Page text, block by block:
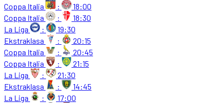
Coppa Italia
:
18:00
Coppa Italia
:
18:30
La Liga
:
19:30
Ekstraklasa
:
20:15
Coppa Italia
:
20:45
Coppa Italia
:
21:15
La Liga
:
21:30
Ekstraklasa
:
14:45
La Liga
:
17:00